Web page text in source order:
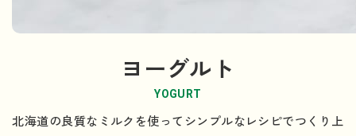
ヨーグルト
YOGURT
北海道の良質なミルクを使ってシンプルなレシピでつくり上